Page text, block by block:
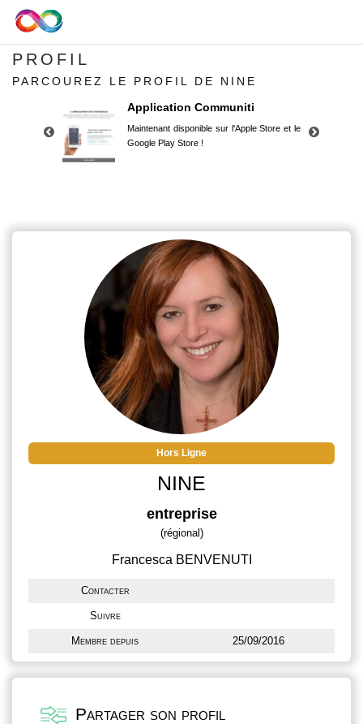
PROFIL
PARCOUREZ LE PROFIL DE NINE
Application Communiti
Maintenant disponible sur l'Apple Store et le
Google Play Store !
Google Play Store !
Hors Ligne
NINE
entreprise
(régional)
Francesca BENVENUTI
Contacter
Suivre
Membre depuis 25/09/2016
Partager son profil